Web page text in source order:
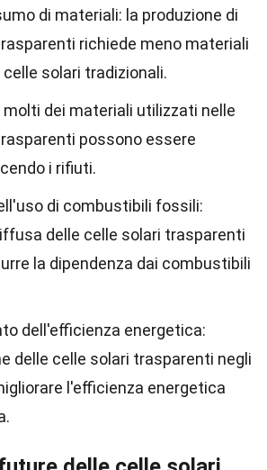
di materiali: la produzione di
richiede meno materiali
solari tradizionali.
molti dei materiali utilizzati nelle
possono essere
i rifiuti.
di combustibili fossili:
delle celle solari trasparenti
la dipendenza dai combustibili
dell'efficienza energetica:
delle celle solari trasparenti negli
l'efficienza energetica